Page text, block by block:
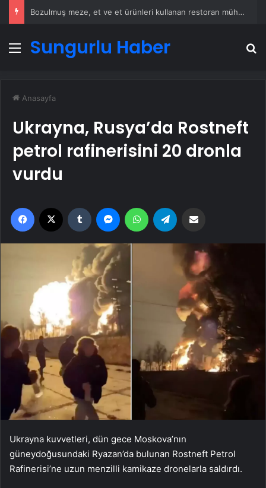
Bozulmuş meze, et ve et ürünleri kullanan restoran mühürlendi
Menü
Sungurlu Haber
Anasayfa
Ukrayna, Rusya’da Rostneft
petrol rafinerisini 20 dronla
vurdu
Facebook Tumblr MessengerWhatsApp
Ukrayna kuvvetleri, dün gece Moskova’nın
güneydoğusundaki Ryazan’da bulunan Rostneft Petrol
Rafinerisi’ne uzun menzilli kamikaze dronelarla saldırdı.